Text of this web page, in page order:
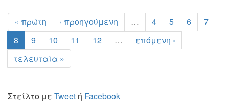
« πρώτη ‹ προηγούμενη … 4 5 6
7
8
9 10 11 12 …
επόμενη ›
τελευταία »
Στείλτο με Tweet ή Facebook